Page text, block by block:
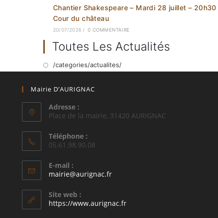
Chantier Shakespeare – Mardi 28 juillet – 20h30
Cour du château
20/07/2026 / 0 COMMENTAIRE
Toutes Les Actualités
/categories/actualites/
Mairie D’AURIGNAC
Adresse :
Place de la mairie, 31420 AURIGNAC
Téléphone :
05.61.98.90.08
E-mail :
mairie@aurignac.frS’ouvre
application
Site web :
https://www.aurignac.fr